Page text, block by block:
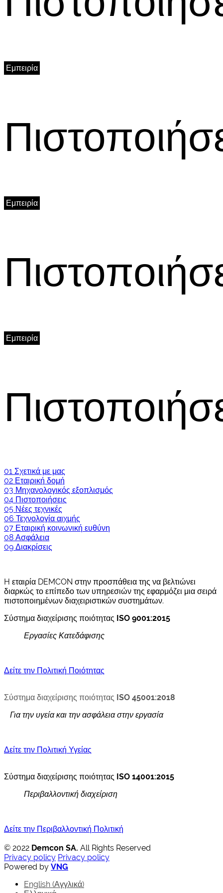
Εμπειρία
Εμπειρία
Εμπειρία
01 Σχετικά με μας
02 Εταιρική δομή
03 Μηχανολογικός εξοπλισμός
04 Πιστοποιήσεις
05 Νέες τεχνικές
06 Τεχνολογία αιχμής
07 Εταιρική κοινωνική ευθύνη
08 Ασφάλεια
09 Διακρίσεις
H εταιρία DEMCON στην προσπάθεια της να βελτιώνει
διαρκώς το επίπεδο των υπηρεσιών της εφαρμόζει μια σειρά
πιστοποιημένων διαχειριστικών συστημάτων.
Σύστημα διαχείρισης ποιότητας ISO 9001:2015
Εργασίες Κατεδάφισης
Δείτε την Πολιτική Ποιότητας
Σύστημα διαχείρισης ποιότητας ISO 45001:2018
Για την υγεία και την ασφάλεια στην εργασία
Δείτε την Πολιτική Υγείας
Σύστημα διαχείρισης ποιότητας ISO 14001:2015
Περιβαλλοντική διαχείριση
Δείτε την Περιβαλλοντική Πολιτική
© 2022 Demcon SA. All Rights Reserved
Privacy policy Privacy policy
Powered by VNG
English (Αγγλικά)